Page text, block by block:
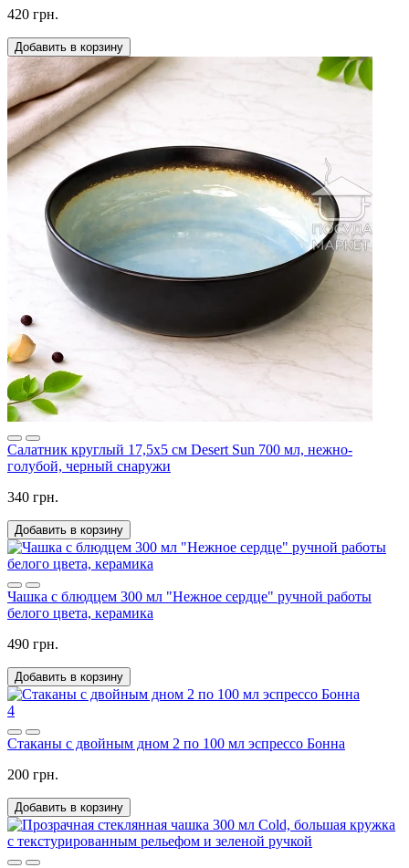
420 грн.
Добавить в корзину
Салатник круглый 17,5х5 см Desert Sun 700 мл, нежно-
голубой, черный снаружи
340 грн.
Добавить в корзину
Чашка с блюдцем 300 мл "Нежное сердце" ручной работы
белого цвета, керамика
490 грн.
Добавить в корзину
4
Стаканы с двойным дном 2 по 100 мл эспрессо Бонна
200 грн.
Добавить в корзину